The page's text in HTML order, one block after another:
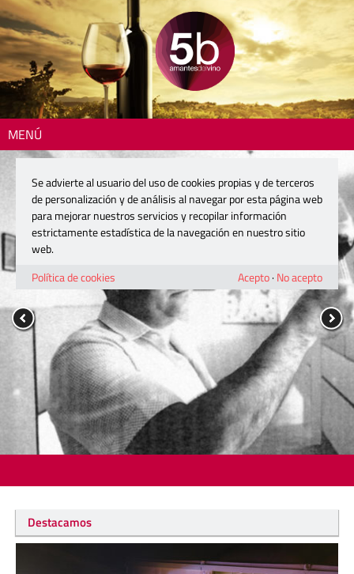
MENÚ
Destacamos
Se advierte al usuario del uso de cookies propias y de terceros
de personalización y de análisis al navegar por esta página web
para mejorar nuestros servicios y recopilar información
estrictamente estadística de la navegación en nuestro sitio
web.
Política de cookies
Acepto· No acepto